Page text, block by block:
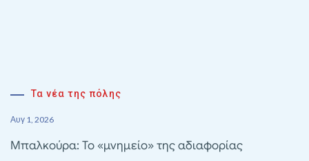
Τα νέα της πόλης
Αυγ 1, 2026
Μπαλκούρα: Το «μνημείο» της αδιαφορίας